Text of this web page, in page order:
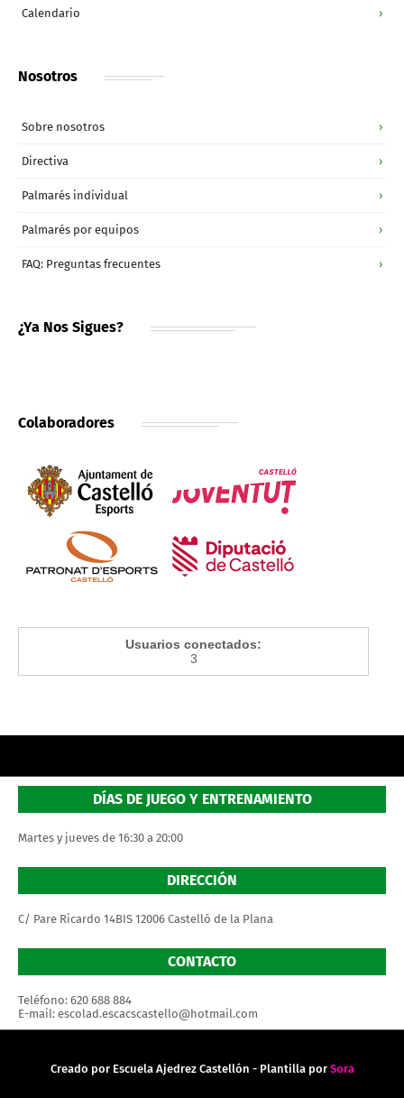
Calendario ›
Nosotros
Sobre nosotros ›
Directiva ›
Palmarés individual ›
Palmarés por equipos ›
FAQ: Preguntas frecuentes ›
¿Ya Nos Sigues?
Colaboradores
Usuarios conectados:
3
DÍAS DE JUEGO Y ENTRENAMIENTO
Martes y jueves de 16:30 a 20:00
DIRECCIÓN
C/ Pare Ricardo 14BIS 12006 Castelló de la Plana
CONTACTO
Teléfono: 620 688 884
E-mail: escolad.escacscastello@hotmail.com
Creado por Escuela Ajedrez Castellón - Plantilla por Sora